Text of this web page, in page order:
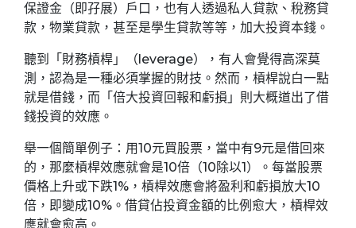
保證金（即孖展）戶口，也有人透過私人貸款、稅務貸
款，物業貸款，甚至是學生貸款等等，加大投資本錢。
聽到「財務槓桿」（leverage），有人會覺得高深莫
測，認為是一種必須掌握的財技。然而，槓桿說白一點
就是借錢，而「倍大投資回報和虧損」則大概道出了借
錢投資的效應。
舉一個簡單例子：用10元買股票，當中有9元是借回來
的，那麼槓桿效應就會是10倍（10除以1）。每當股票
價格上升或下跌1%，槓桿效應會將盈利和虧損放大10
倍，即變成10%。借貸佔投資金額的比例愈大，槓桿效
應就會愈高。